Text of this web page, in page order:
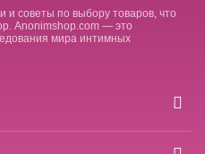
и советы по выбору товаров, что
Anonimshop.com — это
мира интимных